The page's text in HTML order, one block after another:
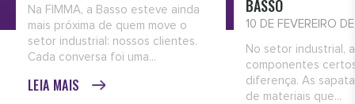
Na FIMMA, a Basso esteve ainda
mais próxima de quem move o
setor industrial: nossos clientes.
Cada conversa foi uma...
LEIA MAIS
BASSO
10 DE FEVEREIRO
No setor industrial,
componentes
diferença. As
de materiais que...